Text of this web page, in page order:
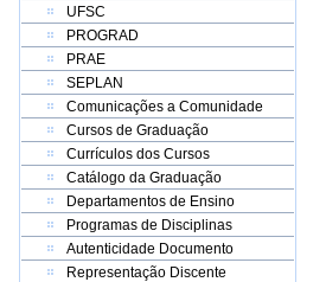
UFSC
PROGRAD
PRAE
SEPLAN
Comunicações a Comunidade
Cursos de Graduação
Currículos dos Cursos
Catálogo da Graduação
Departamentos de Ensino
Programas de Disciplinas
Autenticidade Documento
Representação Discente